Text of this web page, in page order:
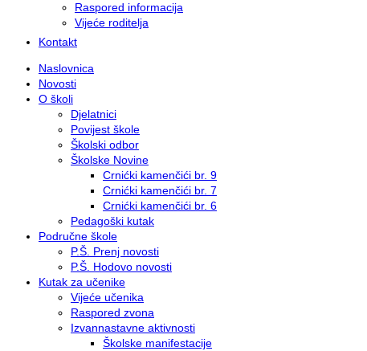
Raspored informacija
Vijeće roditelja
Kontakt
Naslovnica
Novosti
O školi
Djelatnici
Povijest škole
Školski odbor
Školske Novine
Crnićki kamenčići br. 9
Crnićki kamenčići br. 7
Crnićki kamenčići br. 6
Pedagoški kutak
Područne škole
P.Š. Prenj novosti
P.Š. Hodovo novosti
Kutak za učenike
Vijeće učenika
Raspored zvona
Izvannastavne aktivnosti
Školske manifestacije